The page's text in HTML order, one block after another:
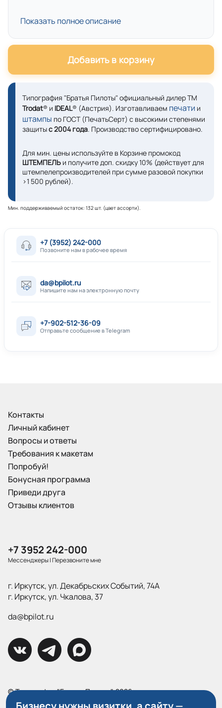
Показать полное описание
Добавить в корзину
Типография "Братья Пилоты" официальный дилер ТМ
Trodat® и IDEAL® (Австрия). Изготавливаем печати и
штампы по ГОСТ (ПечатьСерт) с высокими степенями
защитыс 2004 года. Производство сертифицировано.
Для мин. цены используйте в Корзине промокод
ШТЕМПЕЛЬ и получите доп. скидку 10% (действует для
штемпелепроизводителей при сумме разовой покупки
>1 500 рублей).
Мин. поддерживаемый остаток: 132 шт. (цвет ассорти).
+7 (3952) 242-000
Позвоните нам в рабочее время
da@bpilot.ru
Напишите нам на электронную почту
+7-902-512-36-09
Отправьте сообщение в Telegram
Контакты
Личный кабинет
Вопросы и ответы
Требования к макетам
Попробуй!
Бонусная программа
Приведи друга
Отзывы клиентов
+7 3952 242-000
Мессенджеры|Перезвоните мне
г. Иркутск, ул. Декабрьских Событий, 74А
г. Иркутск, ул. Чкалова, 37
da@bpilot.ru
© Типография "Братья Пилоты", 2026
Все права защищены.